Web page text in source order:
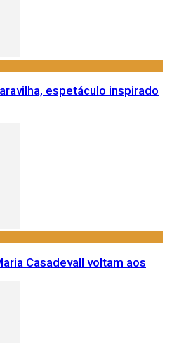
espetáculo inspirado
Casadevall voltam aos